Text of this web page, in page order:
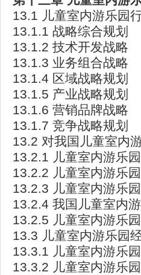
13.1 儿童室内游乐园
13.1.1 战略综合规划
13.1.2 技术开发战略
13.1.3 业务组合战略
13.1.4 区域战略规划
13.1.5 产业战略规划
13.1.6 营销品牌战略
13.1.7 竞争战略规划
13.2 对我国儿童室内
13.2.1 儿童室内游乐
13.2.2 儿童室内游乐
13.2.3 儿童室内游乐
13.2.4 我国儿童室内
13.2.5 儿童室内游乐
13.3 儿童室内游乐园
13.3.1 儿童室内游乐
13.3.2 儿童室内游乐